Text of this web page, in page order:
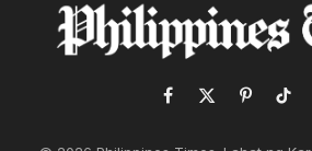
Facebook
X
Pinterest